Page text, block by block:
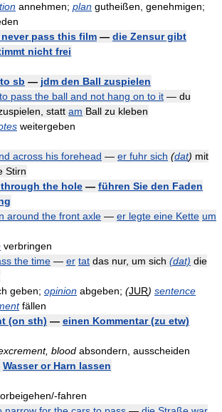
annehmen; plan gutheißen, genehmigen;
pass this film — die Zensur gibt
nicht frei
sb — jdm den Ball zuspielen
pass the ball and not hang on to it — du
statt am Ball zu kleben
weitergeben
across his forehead — er fuhr sich (dat) mit
Stirn
the hole — führen Sie den Faden
around the front axle — er legte eine Kette um
verbringen
the time — er tat das nur, um sich (dat) die
geben; opinion abgeben; (JUR) sentence
fällen
(on sth) — einen Kommentar (zu etw)
blood absondern, ausscheiden
Wasser or Harn lassen
fahren